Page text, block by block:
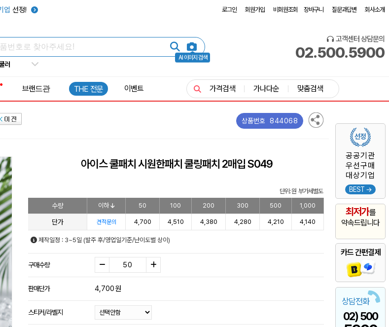
업 선정! 로그인 회원가입 비회원조회 장바구니 질문과답변 회사소개
AI 이미지 검색
시
러
기
고객센터 상담문의
02.500.5900
공공기관
우선구매
대상기업
BEST →
최저가를
약속드립니다
카드 간편결제
상담전화
02) 500
브랜드관 THE 전문 이벤트 가격검색 가나다순 맞춤검색
상품번호 844068
아이스 쿨패치 시원한패치 쿨링패치 2매입 S049
단위: 원 부가세별도
수량 이하 50 100 200 300 500 1,000
단가 견적문의 4,700 4,510 4,380 4,280 4,210 4,140
제작일정 : 3~5일 (발주 후/영업일기준/난이도별 상이)
구매수량
판매단가 4,700원
스티커/라벨지